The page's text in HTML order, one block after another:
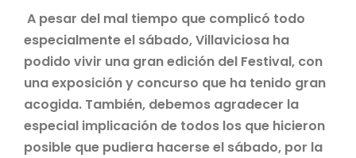
A pesar del mal tiempo que complicó todo
especialmente el sábado, Villaviciosa ha
podido vivir una gran edición del Festival, con
una exposición y concurso que ha tenido gran
acogida. También, debemos agradecer la
especial implicación de todos los que hicieron
posible que pudiera hacerse el sábado, por la